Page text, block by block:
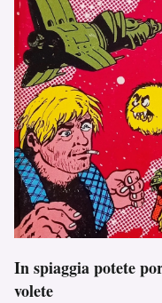
In spiaggia potete
volete